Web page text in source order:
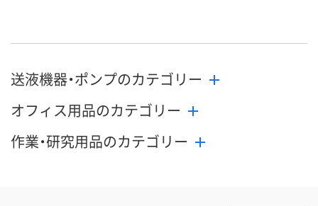
数量
カゴへ
数量
送液機器・ポンプのカテゴリー
オフィス用品のカテゴリー
作業・研究用品のカテゴリー